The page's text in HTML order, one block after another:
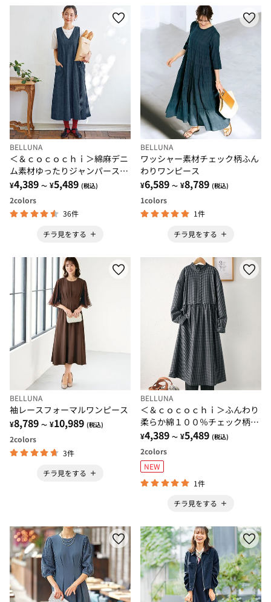
BELLUNA
＜＆ｃｏｃｏｃｈｉ＞綿麻デニ
ム素材ゆったりジャンパースカ
ート
¥4,389 ～ ¥5,489 (税込)
2colors
36件
チラ見をする
BELLUNA
ワッシャー素材チェック柄ふん
わりワンピース
¥6,589 ～ ¥8,789 (税込)
1colors
1件
チラ見をする
BELLUNA
袖レースフォーマルワンピース
¥8,789 ～ ¥10,989 (税込)
2colors
3件
チラ見をする
BELLUNA
＜＆ｃｏｃｏｃｈｉ＞ふんわり
柔らか綿１００％チェック柄ワ
ンピース
¥4,389 ～ ¥5,489 (税込)
2colors
NEW
1件
チラ見をする